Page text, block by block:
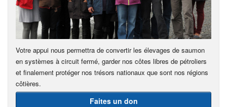
Votre appui nous permettra de convertir les élevages de saumon
en systèmes à circuit fermé, garder nos côtes libres de pétroliers
et finalement protéger nos trésors nationaux que sont nos régions
côtières.
Faites un don